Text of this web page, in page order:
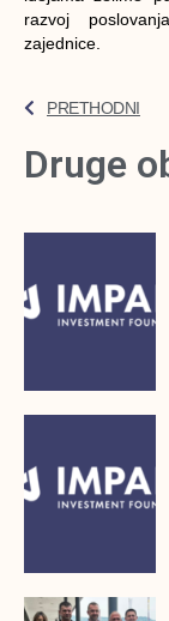
razvoj
zajednice.
PRETHODNI
Druge